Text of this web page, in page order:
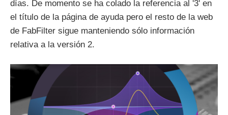
días. De momento se ha colado la referencia al '3' en
el título de la página de ayuda pero el resto de la web
de FabFilter sigue manteniendo sólo información
relativa a la versión 2.